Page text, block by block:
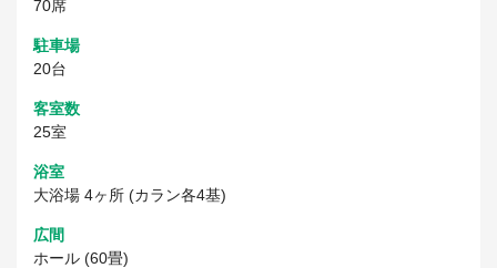
70席
駐車場
20台
客室数
25室
浴室
大浴場 4ヶ所 (カラン各4基)
広間
ホール (60畳)